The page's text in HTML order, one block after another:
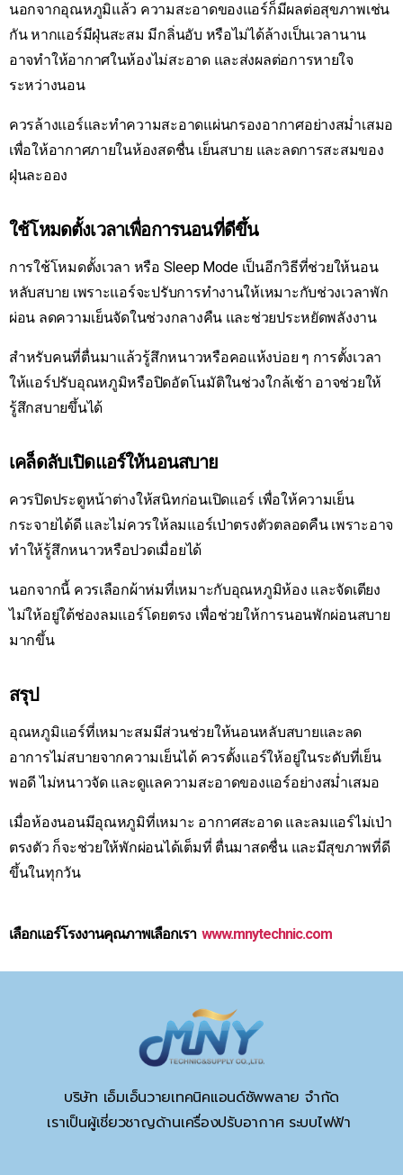
นอกจากอุณหภูมิแล้ว ความสะอาดของแอร์ก็มีผลต่อสุขภาพเช่น
กัน หากแอร์มีฝุ่นสะสม มีกลิ่นอับ หรือไม่ได้ล้างเป็นเวลานาน
อาจทำให้อากาศในห้องไม่สะอาด และส่งผลต่อการหายใจ
ระหว่างนอน
ควรล้างแอร์และทำความสะอาดแผ่นกรองอากาศอย่างสม่ำเสมอ
เพื่อให้อากาศภายในห้องสดชื่น เย็นสบาย และลดการสะสมของ
ฝุ่นละออง
ใช้โหมดตั้งเวลาเพื่อการนอนที่ดีขึ้น
การใช้โหมดตั้งเวลา หรือ Sleep Mode เป็นอีกวิธีที่ช่วยให้นอน
หลับสบาย เพราะแอร์จะปรับการทำงานให้เหมาะกับช่วงเวลาพัก
ผ่อน ลดความเย็นจัดในช่วงกลางคืน และช่วยประหยัดพลังงาน
สำหรับคนที่ตื่นมาแล้วรู้สึกหนาวหรือคอแห้งบ่อย ๆ การตั้งเวลา
ให้แอร์ปรับอุณหภูมิหรือปิดอัตโนมัติในช่วงใกล้เช้า อาจช่วยให้
รู้สึกสบายขึ้นได้
เคล็ดลับเปิดแอร์ให้นอนสบาย
ควรปิดประตูหน้าต่างให้สนิทก่อนเปิดแอร์ เพื่อให้ความเย็น
กระจายได้ดี และไม่ควรให้ลมแอร์เป่าตรงตัวตลอดคืน เพราะอาจ
ทำให้รู้สึกหนาวหรือปวดเมื่อยได้
นอกจากนี้ ควรเลือกผ้าห่มที่เหมาะกับอุณหภูมิห้อง และจัดเตียง
ไม่ให้อยู่ใต้ช่องลมแอร์โดยตรง เพื่อช่วยให้การนอนพักผ่อนสบาย
มากขึ้น
สรุป
อุณหภูมิแอร์ที่เหมาะสมมีส่วนช่วยให้นอนหลับสบายและลด
อาการไม่สบายจากความเย็นได้ ควรตั้งแอร์ให้อยู่ในระดับที่เย็น
พอดี ไม่หนาวจัด และดูแลความสะอาดของแอร์อย่างสม่ำเสมอ
เมื่อห้องนอนมีอุณหภูมิที่เหมาะ อากาศสะอาด และลมแอร์ไม่เป่า
ตรงตัว ก็จะช่วยให้พักผ่อนได้เต็มที่ ตื่นมาสดชื่น และมีสุขภาพที่ดี
ขึ้นในทุกวัน
เลือกแอร์โรงงานคุณภาพเลือกเราwww.mnytechnic.com
บริษัท เอ็มเอ็นวายเทคนิคแอนด์ซัพพลาย จำกัด
เราเป็นผู้เชี่ยวชาญด้านเครื่องปรับอากาศ ระบบไฟฟ้า